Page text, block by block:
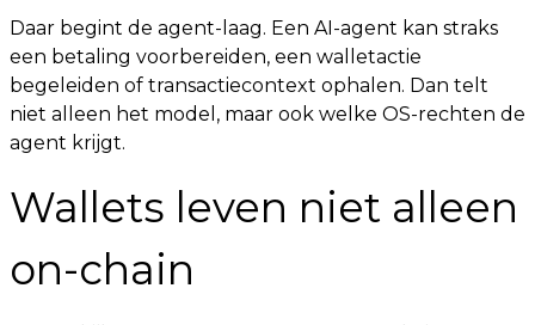
Daar begint de agent-laag. Een AI-agent kan straks
een betaling voorbereiden, een walletactie
begeleiden of transactiecontext ophalen. Dan telt
niet alleen het model, maar ook welke OS-rechten de
agent krijgt.
Wallets leven niet alleen
on-chain